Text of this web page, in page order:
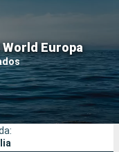
Europa
Compañías